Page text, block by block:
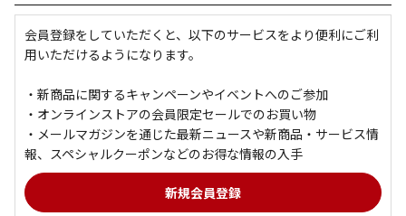
会員登録をしていただくと、以下のサービスをより便利にご利
用いただけるようになります。
・新商品に関するキャンペーンやイベントへのご参加
・オンラインストアの会員限定セールでのお買い物
・メールマガジンを通じた最新ニュースや新商品・サービス情
報、スペシャルクーポンなどのお得な情報の入手